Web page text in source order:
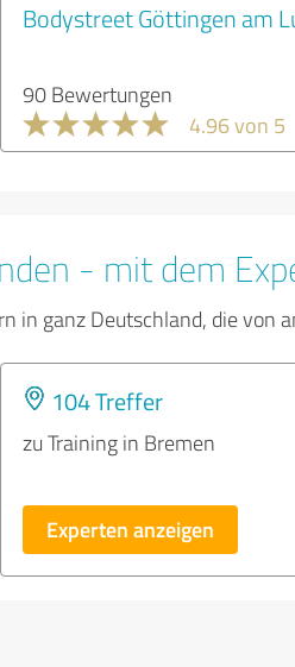
Bodystreet Göttingen am
90 Bewertungen
4.96 von 5
- mit dem
in ganz Deutschland, die
104 Treffer
zu Training in Bremen
Experten anzeigen